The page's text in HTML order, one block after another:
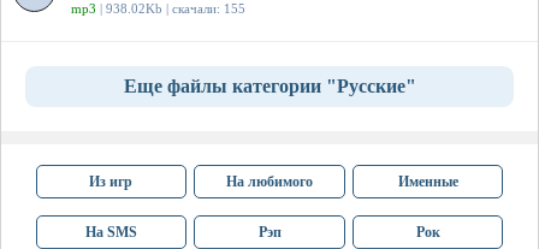
mp3 | 938.02Kb | скачали: 155
Еще файлы категории "Русские"
Из игр На любимого Именные
На SMS Рэп Рок